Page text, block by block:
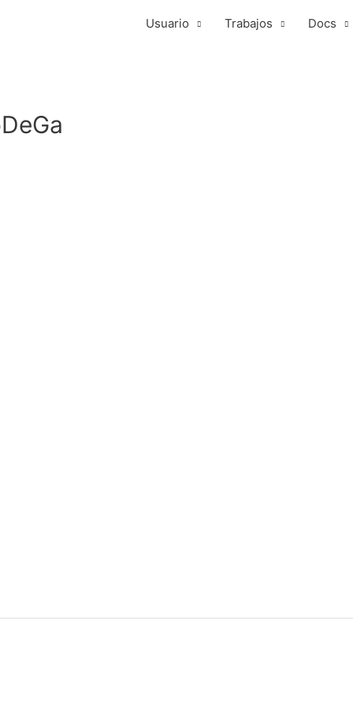
Usuario Trabajos Docs